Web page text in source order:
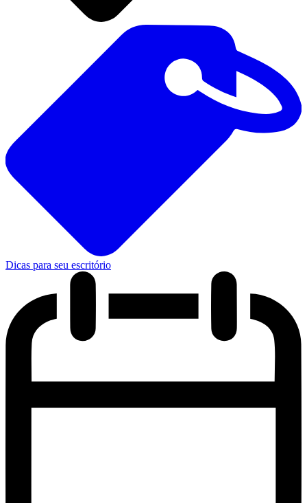
Dicas para seu escritório